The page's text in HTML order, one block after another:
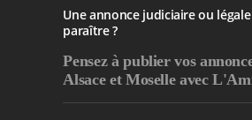
Une annonce judiciaire ou
paraître ?
Pensez à publiervos
Alsace et Moselle avec